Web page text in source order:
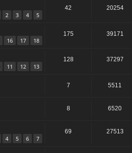
2 3 4 5
42 20254
16 17 18
175 39171
11 12 13
128 37297
7 5511
8 6520
4 5 6 7
69 27513